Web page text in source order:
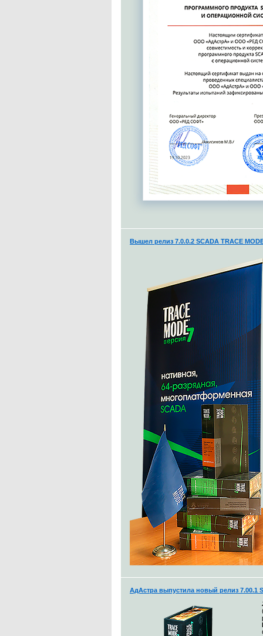
Вышел релиз 7.0.0.2 SCADA TRACE
АдАстра выпустила новый релиз 7.00.1